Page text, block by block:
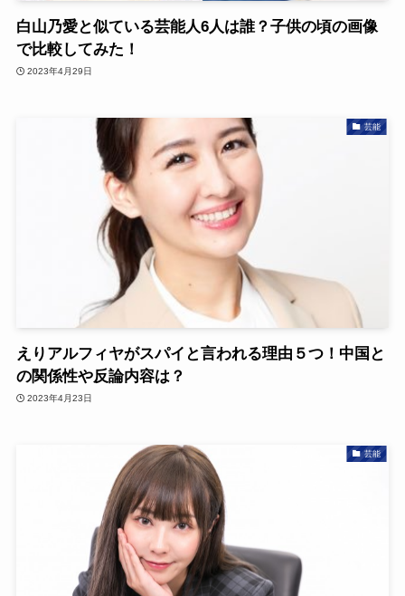
白山乃愛と似ている芸能人6人は誰？子供の頃の画像
で比較してみた！
2023年4月29日
芸能
えりアルフィヤがスパイと言われる理由５つ！中国と
の関係性や反論内容は？
2023年4月23日
芸能